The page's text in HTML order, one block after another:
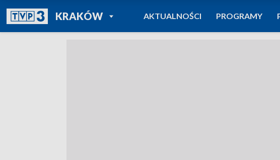
KRAKÓWPOWRÓT DO
TVP REGIONY
AKTUALNOŚCI PROGRAMY